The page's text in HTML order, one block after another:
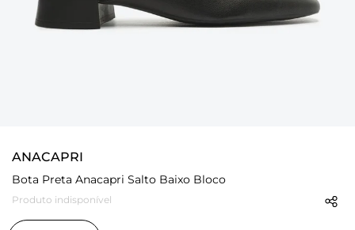
ANACAPRI
Bota Preta Anacapri Salto Baixo Bloco
Produto indisponível